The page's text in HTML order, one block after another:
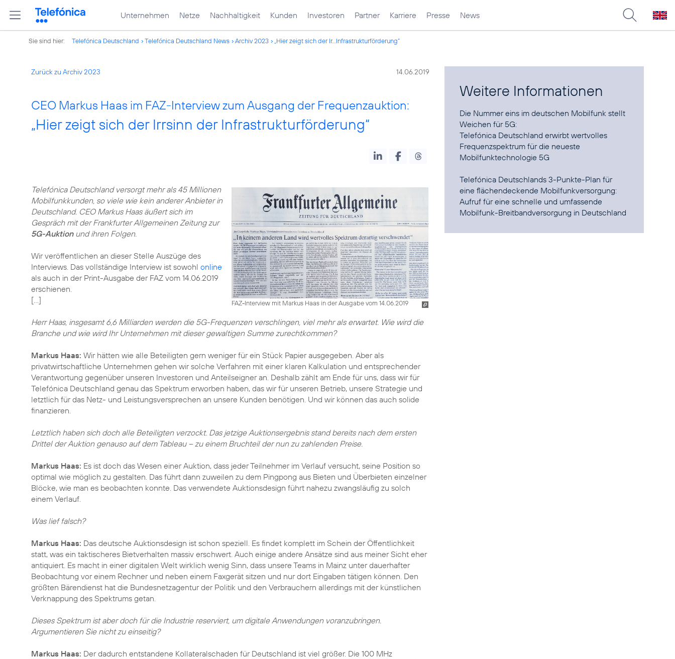
Unternehmen Netze Nachhaltigkeit Kunden Investoren Partner Karriere Presse News
Sie sind hier: Telefónica Deutschland Telefónica Deutschland News Archiv 2023 „Hier zeigt sich der Ir...Infrastrukturförderung“
Zurück zu Archiv 2023 14.06.2019
CEO Markus Haas im FAZ-Interview zum Ausgang der Frequenzauktion:
„Hier zeigt sich der Irrsinn der Infrastrukturförderung“
FAZ-Interview mit Markus Haas in der Ausgabe vom 14.06.2019
Telefónica Deutschland versorgt mehr als 45 Millionen
Mobilfunkkunden, so viele wie kein anderer Anbieter in
Deutschland. CEO Markus Haas äußert sich im
Gespräch mit der Frankfurter Allgemeinen Zeitung zur
5G-Auktionund ihren Folgen.
Wir veröffentlichen an dieser Stelle Auszüge des
Interviews. Das vollständige Interview ist sowohl online
als auch in der Print-Ausgabe der FAZ vom 14.06.2019
erschienen.
[…]
Herr Haas, insgesamt 6,6 Milliarden werden die 5G-Frequenzen verschlingen, viel mehr als erwartet. Wie wird die
Branche und wie wird Ihr Unternehmen mit dieser gewaltigen Summe zurechtkommen?
Markus Haas: Wir hätten wie alle Beteiligten gern weniger für ein Stück Papier ausgegeben. Aber als
privatwirtschaftliche Unternehmen gehen wir solche Verfahren mit einer klaren Kalkulation und entsprechender
Verantwortung gegenüber unseren Investoren und Anteilseigner an. Deshalb zählt am Ende für uns, dass wir für
Telefónica Deutschland genau das Spektrum erworben haben, das wir für unseren Betrieb, unsere Strategie und
letztlich für das Netz- und Leistungsversprechen an unsere Kunden benötigen. Und wir können das auch solide
finanzieren.
Letztlich haben sich doch alle Beteiligten verzockt. Das jetzige Auktionsergebnis stand bereits nach dem ersten
Drittel der Auktion genauso auf dem Tableau – zu einem Bruchteil der nun zu zahlenden Preise.
Markus Haas: Es ist doch das Wesen einer Auktion, dass jeder Teilnehmer im Verlauf versucht, seine Position so
optimal wie möglich zu gestalten. Das führt dann zuweilen zu dem Pingpong aus Bieten und Überbieten einzelner
Blöcke, wie man es beobachten konnte. Das verwendete Auktionsdesign führt nahezu zwangsläufig zu solch
einem Verlauf.
Was lief falsch?
Markus Haas: Das deutsche Auktionsdesign ist schon speziell. Es findet komplett im Schein der Öffentlichkeit
statt, was ein taktischeres Bietverhalten massiv erschwert. Auch einige andere Ansätze sind aus meiner Sicht eher
antiquiert. Es macht in einer digitalen Welt wirklich wenig Sinn, dass unsere Teams in Mainz unter dauerhafter
Beobachtung vor einem Rechner und neben einem Faxgerät sitzen und nur dort Eingaben tätigen können. Den
größten Bärendienst hat die Bundesnetzagentur der Politik und den Verbrauchern allerdings mit der künstlichen
Verknappung des Spektrums getan.
Dieses Spektrum ist aber doch für die Industrie reserviert, um digitale Anwendungen voranzubringen.
Argumentieren Sie nicht zu einseitig?
Markus Haas: Der dadurch entstandene Kollateralschaden für Deutschland ist viel größer. Die 100 MHz
Weitere Informationen
Die Nummer eins im deutschen Mobilfunk stellt
Telefónica Deutschland erwirbt wertvolles
Frequenzspektrum für die neueste
Mobilfunktechnologie 5G
Telefónica Deutschlands 3-Punkte-Plan für
Aufruf für eine schnelle und umfassende
Mobilfunk-Breitbandversorgung in Deutschland